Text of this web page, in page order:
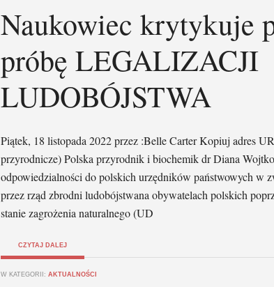
Naukowiec krytykuje
próbę LEGALIZACJI
LUDOBÓJSTWA
Piątek, 18 listopada 2022 przez :Belle Carter Kopiuj adres
przyrodnicze) Polska przyrodnik i biochemik dr Diana
odpowiedzialności do polskich urzędników państwowych w
przez rząd zbrodni ludobójstwana obywatelach polskich
stanie zagrożenia naturalnego (UD
CZYTAJ DALEJ
W KATEGORII: AKTUALNOŚCI